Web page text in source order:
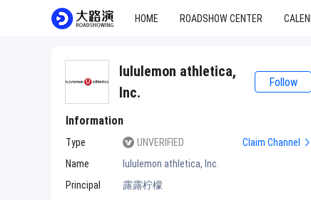
HOME ROADSHOW CENTER
lululemon athletica,
Inc.
Follow
Information
Type UNVERIFIED
Claim Channel
Name
lululemon athletica, Inc.
Principal
露露柠檬